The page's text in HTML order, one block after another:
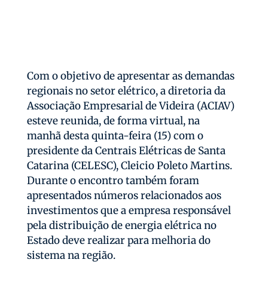
Com o objetivo de apresentar as demandas
regionais no setor elétrico, a diretoria da
Associação Empresarial de Videira (ACIAV)
esteve reunida, de forma virtual, na
manhã desta quinta-feira (15) com o
presidente da Centrais Elétricas de Santa
Catarina (CELESC), Cleicio Poleto Martins.
Durante o encontro também foram
apresentados números relacionados aos
investimentos que a empresa responsável
pela distribuição de energia elétrica no
Estado deve realizar para melhoria do
sistema na região.